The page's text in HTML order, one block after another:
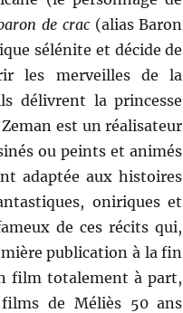
de crac(alias Baron
sélénite et décide de
les merveilles de la
délivrent la princesse
est un réalisateur
ou peints et animés
adaptée aux histoires
oniriques et
de ces récits qui,
publication à la fin
film totalement à part,
de Méliès 50 ans